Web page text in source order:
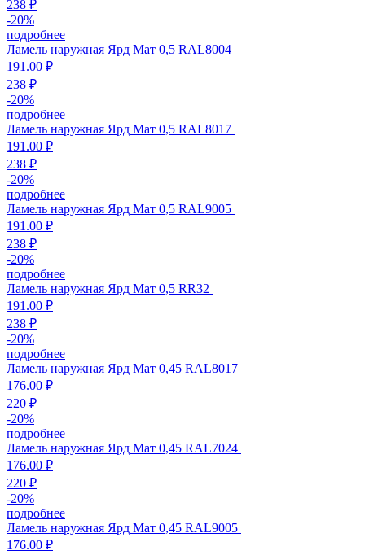
238 ₽
-20%
подробнее
Ламель наружная Ярд Мат 0,5 RAL8004
191.00 ₽
238 ₽
-20%
подробнее
Ламель наружная Ярд Мат 0,5 RAL8017
191.00 ₽
238 ₽
-20%
подробнее
Ламель наружная Ярд Мат 0,5 RAL9005
191.00 ₽
238 ₽
-20%
подробнее
Ламель наружная Ярд Мат 0,5 RR32
191.00 ₽
238 ₽
-20%
подробнее
Ламель наружная Ярд Мат 0,45 RAL8017
176.00 ₽
220 ₽
-20%
подробнее
Ламель наружная Ярд Мат 0,45 RAL7024
176.00 ₽
220 ₽
-20%
подробнее
Ламель наружная Ярд Мат 0,45 RAL9005
176.00 ₽